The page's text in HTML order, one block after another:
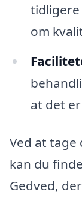
tidligere
om
at det
Ved at
kan du
Gedved,